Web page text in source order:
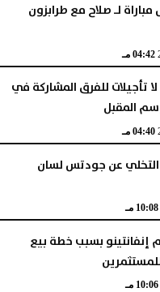
لـ صلاح مع طرابزون
04:42 مـ
تأجيلات للفرق المشاركة في
المقبل
04:40 مـ
عن جودتس لسان
10:08 مـ
إنفانتينو بسبب خطة بيع
10:06 مـ